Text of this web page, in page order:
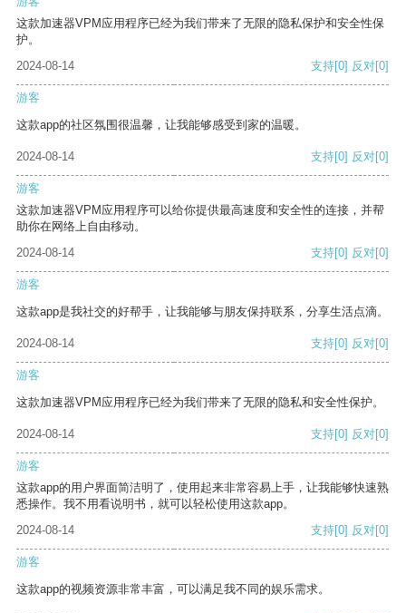
这款加速器VPM应用程序已经为我们带来了无限的隐私保护和安全性保
护。
2024-08-14
支持[0] 反对[0]
游客
这款app的社区氛围很温馨，让我能够感受到家的温暖。
2024-08-14 支持[0] 反对[0]
游客
这款加速器VPM应用程序可以给你提供最高速度和安全性的连接，并帮
助你在网络上自由移动。
2024-08-14
支持[0] 反对[0]
游客
这款app是我社交的好帮手，让我能够与朋友保持联系，分享生活点滴。
2024-08-14 支持[0] 反对[0]
游客
这款加速器VPM应用程序已经为我们带来了无限的隐私和安全性保护。
2024-08-14 支持[0] 反对[0]
游客
这款app的用户界面简洁明了，使用起来非常容易上手，让我能够快速熟
悉操作。我不用看说明书，就可以轻松使用这款app。
2024-08-14
支持[0] 反对[0]
游客
这款app的视频资源非常丰富，可以满足我不同的娱乐需求。